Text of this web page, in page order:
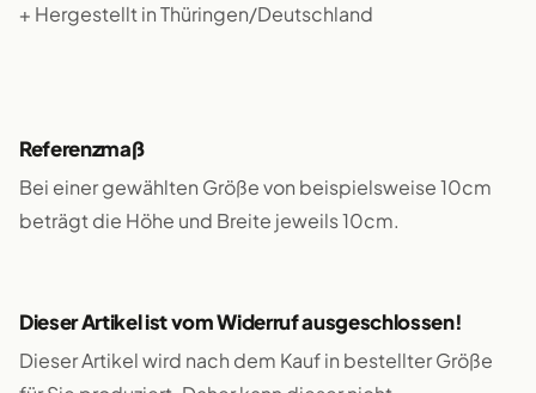
+ Hergestellt in Thüringen/Deutschland
Referenzmaß
Bei einer gewählten Größe von beispielsweise 10cm
beträgt die Höhe und Breite jeweils 10cm.
Dieser Artikel ist vom Widerruf ausgeschlossen!
Dieser Artikel wird nach dem Kauf in bestellter Größe